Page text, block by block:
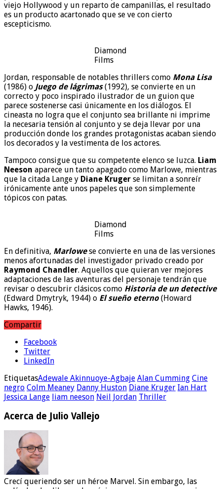
viejo Hollywood y un reparto de campanillas, el resultado
es un producto acartonado que se ve con cierto
escepticismo.
Diamond
Films
Jordan, responsable de notables thrillers como Mona Lisa
(1986) o Juego de lágrimas (1992), se convierte en un
correcto y poco inspirado ilustrador de un guion que
parece sostenerse casi únicamente en los diálogos. El
cineasta no logra que el conjunto sea brillante ni imprime
la necesaria tensión al conjunto y se deja llevar por una
producción donde los grandes protagonistas acaban siendo
los decorados y la vestimenta de los actores.
Tampoco consigue que su competente elenco se luzca. Liam
Neeson aparece un tanto apagado como Marlowe, mientras
que la citada Lange y Diane Kruger se limitan a sonreír
irónicamente ante unos papeles que son simplemente
tópicos con patas.
Diamond
Films
En definitiva, Marlowese convierte en una de las versiones
menos afortunadas del investigador privado creado por
Raymond Chandler. Aquellos que quieran ver mejores
adaptaciones de las aventuras del personaje tendrán que
revisar o descubrir clásicos como Historia de un detective
(Edward Dmytryk, 1944) o El sueño eterno (Howard
Hawks, 1946).
Compartir
Facebook
Twitter
LinkedIn
EtiquetasAdewale Akinnuoye-Agbaje Alan Cumming Cine
negro Colm Meaney Danny Huston Diane Kruger Ian Hart
Jessica Lange liam neeson Neil Jordan Thriller
Acerca de Julio Vallejo
Crecí queriendo ser un héroe Marvel. Sin embargo, las